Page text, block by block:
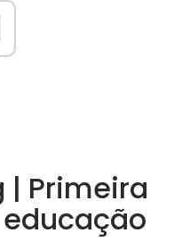
| Primeira